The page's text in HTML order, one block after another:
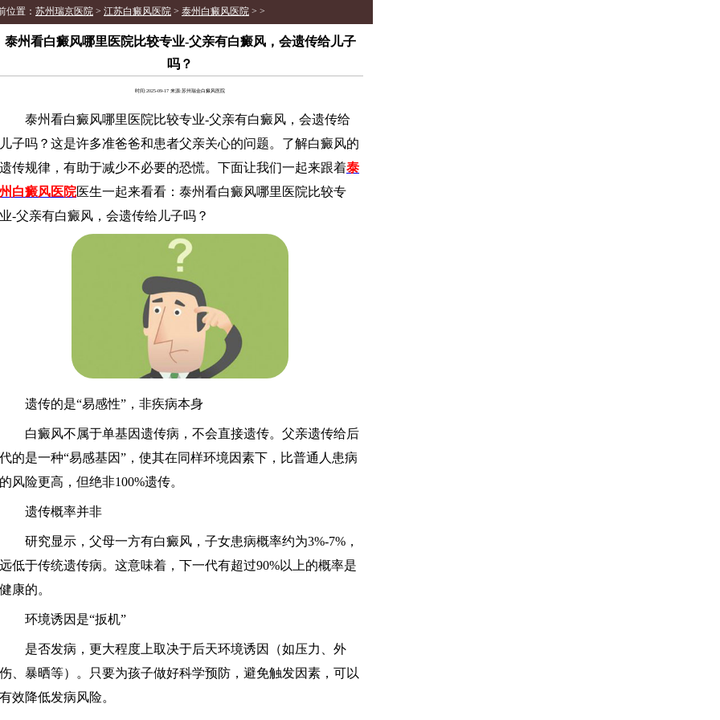
位置： 苏州瑞京医院 > 江苏白癜风医院 > 泰州白癜风医院 > >
泰州看白癜风哪里医院比较专业-父亲有白癜风，会遗传给儿子
吗？
时间:2025-09-17 来源:苏州瑞金白癜风医院
泰州看白癜风哪里医院比较专业-父亲有白癜风，会遗传给
儿子吗？这是许多准爸爸和患者父亲关心的问题。了解白癜风的
遗传规律，有助于减少不必要的恐慌。下面让我们一起来跟着泰
州白癜风医院医生一起来看看：泰州看白癜风哪里医院比较专
业-父亲有白癜风，会遗传给儿子吗？
遗传的是“易感性”，非疾病本身
白癜风不属于单基因遗传病，不会直接遗传。父亲遗传给后
代的是一种“易感基因”，使其在同样环境因素下，比普通人患病
的风险更高，但绝非100%遗传。
遗传概率并非
研究显示，父母一方有白癜风，子女患病概率约为3%-7%，
远低于传统遗传病。这意味着，下一代有超过90%以上的概率是
健康的。
环境诱因是“扳机”
是否发病，更大程度上取决于后天环境诱因（如压力、外
伤、暴晒等）。只要为孩子做好科学预防，避免触发因素，可以
有效降低发病风险。